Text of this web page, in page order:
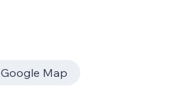
Google Map